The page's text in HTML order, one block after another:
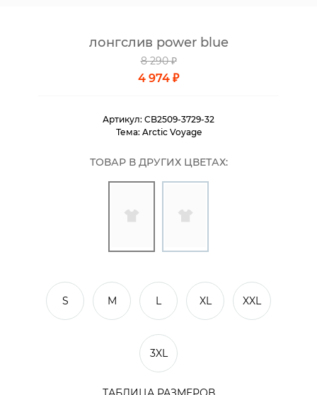
лонгслив power blue
8 290 ₽
4 974 ₽
Артикул: CB2509-3729-32
Тема: Arctic Voyage
ТОВАР В ДРУГИХ ЦВЕТАХ:
S M L XL XXL
3XL